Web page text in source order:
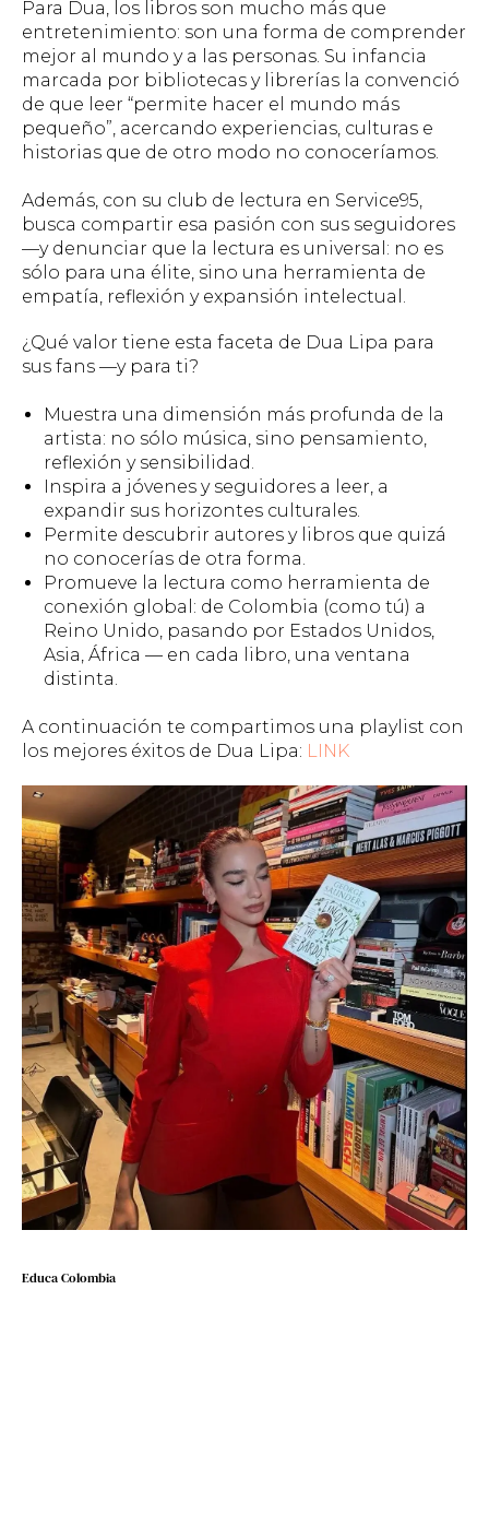
Para Dua, los libros son mucho más que
entretenimiento: son una forma de comprender
mejor al mundo y a las personas. Su infancia
marcada por bibliotecas y librerías la convenció
de que leer “permite hacer el mundo más
pequeño”, acercando experiencias, culturas e
historias que de otro modo no conoceríamos.
Además, con su club de lectura en Service95,
busca compartir esa pasión con sus seguidores
—y denunciar que la lectura es universal: no es
sólo para una élite, sino una herramienta de
empatía, reflexión y expansión intelectual.
¿Qué valor tiene esta faceta de Dua Lipa para
sus fans —y para ti?
Muestra una dimensión más profunda de la
artista: no sólo música, sino pensamiento,
reflexión y sensibilidad.
Inspira a jóvenes y seguidores a leer, a
expandir sus horizontes culturales.
Permite descubrir autores y libros que quizá
no conocerías de otra forma.
Promueve la lectura como herramienta de
conexión global: de Colombia (como tú) a
Reino Unido, pasando por Estados Unidos,
Asia, África — en cada libro, una ventana
distinta.
A continuación te compartimos una playlist con
los mejores éxitos de Dua Lipa: LINK
Educa Colombia